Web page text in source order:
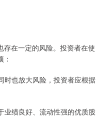
存在一定的风险。投资者在使
时也放大风险，投资者应根据
业绩良好、流动性强的优质股